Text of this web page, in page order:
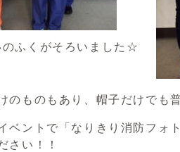
くがそろいました☆
のものもあり、帽子だけでも
ベントで「なりきり消防フォ
さい！！